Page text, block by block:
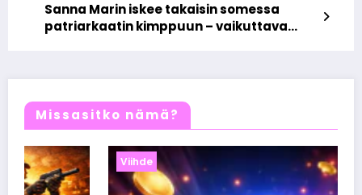
Sanna Marin iskee takaisin somessa
patriarkaatin kimppuun – vaikuttava
Missasitko nämä?
Viihde